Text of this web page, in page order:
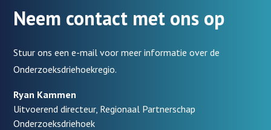
Neem contact met ons op
Stuur ons een e-mail voor meer informatie over de
Onderzoeksdriehoekregio.
Ryan Kammen
Uitvoerend directeur, Regionaal Partnerschap
Onderzoeksdriehoek